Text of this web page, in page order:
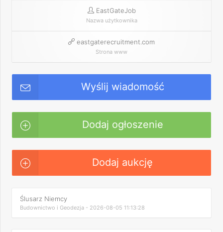
EastGateJob
Nazwa użytkownika
eastgaterecruitment.com
Strona www
Wyślij wiadomość
Dodaj ogłoszenie
Dodaj aukcję
Ślusarz Niemcy
Budownictwo i Geodezja - 2026-08-05 11:13:28